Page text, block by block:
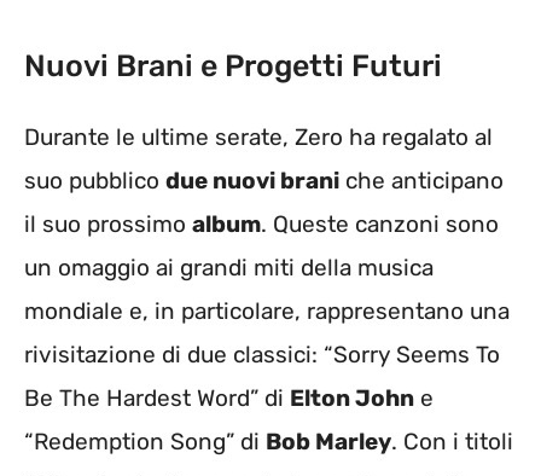
Nuovi Brani e Progetti Futuri
Durante le ultime serate, Zero ha regalato al
suo pubblico due nuovi brani che anticipano
il suo prossimo album. Queste canzoni sono
un omaggio ai grandi miti della musica
mondiale e, in particolare, rappresentano una
rivisitazione di due classici: “Sorry Seems To
Be The Hardest Word” di Elton John e
“Redemption Song” di Bob Marley. Con i titoli